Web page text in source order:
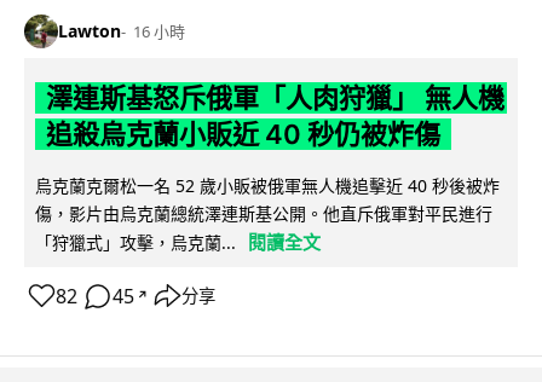
Lawton 16 小時
澤連斯基怒斥俄軍「人肉狩獵」 無人機
追殺烏克蘭小販近 40 秒仍被炸傷
烏克蘭克爾松一名 52 歲小販被俄軍無人機追擊近 40 秒後被炸
傷，影片由烏克蘭總統澤連斯基公開。他直斥俄軍對平民進行
「狩獵式」攻擊，烏克蘭...
閱讀全文
82 45 ↗ 分享